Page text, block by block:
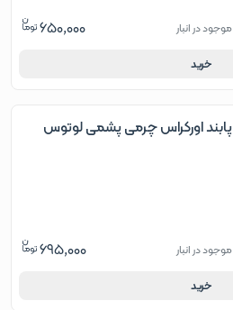
موجود در انبار 650,000
خرید
پابند اورکراس چرمی پشمی لوتوس
موجود در انبار 695,000
خرید